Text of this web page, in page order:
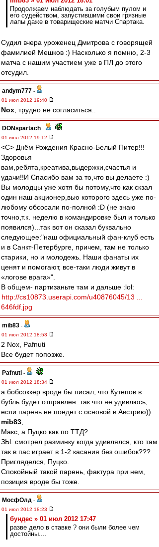
Продолжаем наблюдать за голубым пулом и
его судейством, запустившими свои грязные
лапы даже в товарищеские матчи Спартака.
Судил вчера уроженец Дмитрова с говорящей
фамилией Мешков :) Насколько я помню, 2-3
матча с нашим участием уже в ПЛ до этого
отсудил.
andym777 -
01 июл 2012 19:40
Nox , трудно не согласиться..
DONspartach -
01 июл 2012 19:12
<С> Днём Рождения Красно-Белый Питер!!!
Здоровья
вам,ребята,креатива,выдержки,счастья и
удачи!!И Спасибо вам за то,что вы делаете :)
Вы молодцы уже хотя бы потому,что как скзал
один наш акционер,вью которого здесь уже по-
любому обсосали по-полной :D (не знаю
точно,т.к. неделю в командировке был и только
появился)...так вот он сказал буквально
следующее:"наш официальный фан-клуб есть
и в Санкт-Петербурге, причем, там не только
старики, но и молодежь. Наши фанаты их
ценят и помогают, все-таки люди живут в
«логове врага»".
В общем- партизаньте там и дальше :lol:
http://cs10873.userapi.com/u40876045/13 ...
646fdf.jpg
mib83 -
01 июл 2012 18:53
2 Nox, Pafnuti
Все будет попозже.
Pafnuti -
01 июл 2012 18:34
а бобсоккер вроде бы писал, что Кутепов в
бубль будет отправлен..так что не удивлюсь,
если парень не поедет с основой в Австрию))
mib83
Макс, а Пуцко как по ТТД?
ЗЫ. смотрел разминку когда удивлялся, кто там
так в пас играет в 1-2 касания без ошибок???
Пригляделся, Пуцко.
Спокойный такой парень, фактура при нем,
позиция вроде бы тоже.
МосфОлд -
01 июл 2012 18:23
бундес » 01 июл 2012 17:47
разве дело в ставке ? они были более чем
достойны....